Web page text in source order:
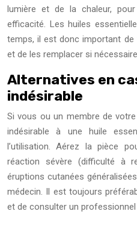
lumière et de la chaleur,
efficacité. Les huiles
temps, il est donc important de
et de les remplacer si
Alternatives en
indésirable
Si vous ou un membre de
indésirable à une huile
l’utilisation. Aérez la pièce
réaction sévère (difficulté à
éruptions cutanées
médecin. Il est toujours
et de consulter un